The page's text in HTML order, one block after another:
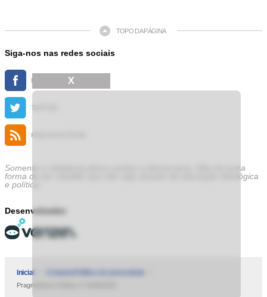
TOPO DA PÁGINA
Siga-nos nas redes sociais
TWITTER
FEED DE NOTÍCIAS
Somente a cidadania plena conduz à democracia. Não há outra
forma de ser cidadão que não seja através da educação ideológica
e política.
Desenvolvedor
Inicial
Pragmatismo Político © 2009/2025
X